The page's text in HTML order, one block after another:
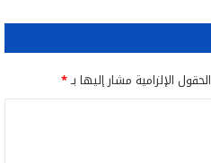
الحقول الإلزامية مشار إليها بـ*